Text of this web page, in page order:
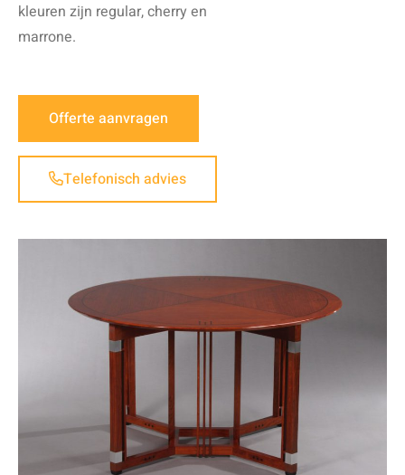
kleuren zijn regular, cherry en
marrone.
Offerte aanvragen
Telefonisch advies